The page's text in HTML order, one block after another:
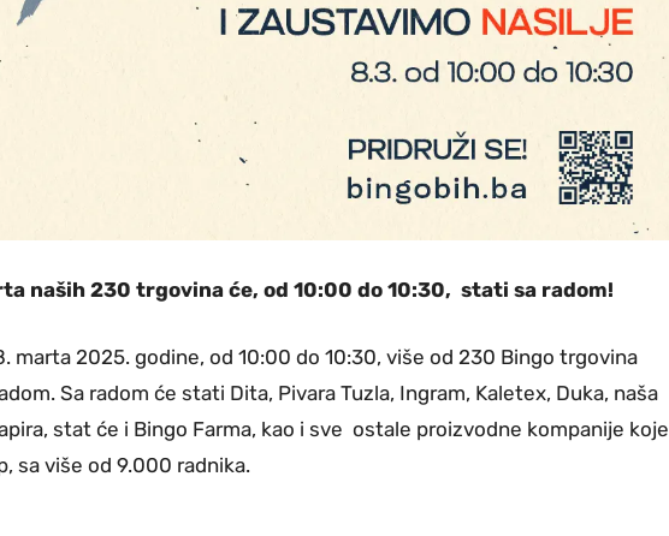
naših 230 trgovina će, od 10:00 do 10:30, stati sa radom!
marta 2025. godine, od 10:00 do 10:30, više od 230 Bingo trgovina
Sa radom će stati Dita, Pivara Tuzla, Ingram, Kaletex, Duka, naša
stat će i Bingo Farma, kao i sve ostale proizvodne kompanije koje
sa više od 9.000 radnika.